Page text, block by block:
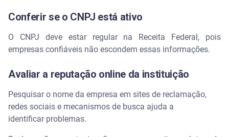
É seguro pegar empréstimo pela internet?
Qual aplicativo empresta R$ 100 na hora?
Conferir se o CNPJ está ativo
O CNPJ deve estar regular na Receita Federal, pois
empresas confiáveis não escondem essas informações.
Avaliar a reputação online da instituição
Pesquisar o nome da empresa em sites de reclamação,
redes sociais e mecanismos de busca ajuda a
identificar problemas.